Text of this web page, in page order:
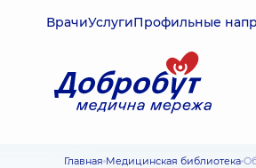
ВрачиУслугиПрофильные
Главная Медицинская библиотека